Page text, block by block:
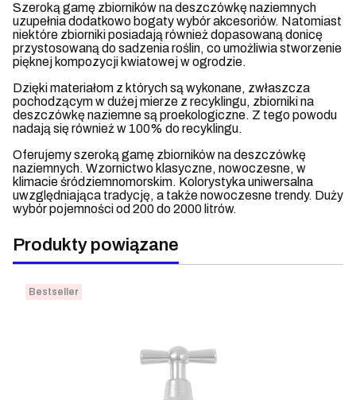
Szeroką gamę zbiorników na deszczówkę naziemnych
uzupełnia dodatkowo bogaty wybór akcesoriów. Natomiast
niektóre zbiorniki posiadają również dopasowaną donicę
przystosowaną do sadzenia roślin, co umożliwia stworzenie
pięknej kompozycji kwiatowej w ogrodzie.
Dzięki materiałom z których są wykonane, zwłaszcza
pochodzącym w dużej mierze z recyklingu, zbiorniki na
deszczówkę naziemne są proekologiczne. Z tego powodu
nadają się również w 100% do recyklingu.
Oferujemy szeroką gamę zbiorników na deszczówkę
naziemnych. Wzornictwo klasyczne, nowoczesne, w
klimacie śródziemnomorskim. Kolorystyka uniwersalna
uwzględniająca tradycję, a także nowoczesne trendy. Duży
wybór pojemności od 200 do 2000 litrów.
Produkty powiązane
Bestseller